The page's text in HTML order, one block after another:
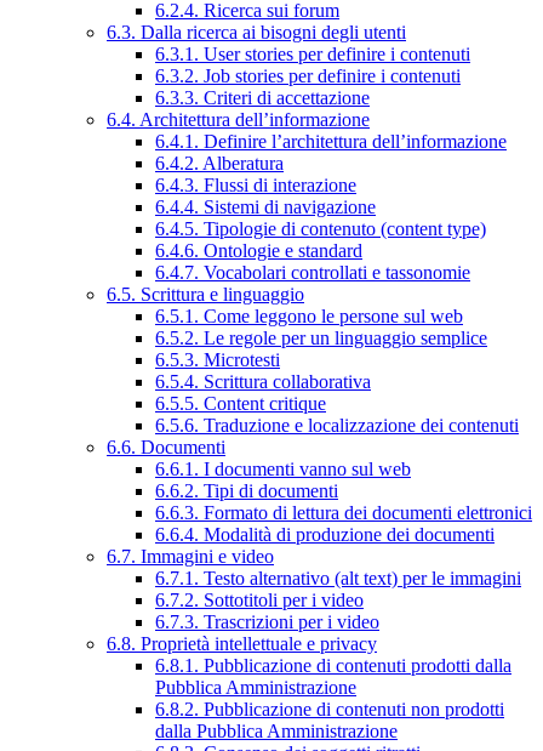
6.2.4. Ricerca sui forum
6.3. Dalla ricerca ai bisogni degli utenti
6.3.1. User stories per definire i contenuti
6.3.2. Job stories per definire i contenuti
6.3.3. Criteri di accettazione
6.4. Architettura dell’informazione
6.4.1. Definire l’architettura dell’informazione
6.4.2. Alberatura
6.4.3. Flussi di interazione
6.4.4. Sistemi di navigazione
6.4.5. Tipologie di contenuto (content type)
6.4.6. Ontologie e standard
6.4.7. Vocabolari controllati e tassonomie
6.5. Scrittura e linguaggio
6.5.1. Come leggono le persone sul web
6.5.2. Le regole per un linguaggio semplice
6.5.3. Microtesti
6.5.4. Scrittura collaborativa
6.5.5. Content critique
6.5.6. Traduzione e localizzazione dei contenuti
6.6. Documenti
6.6.1. I documenti vanno sul web
6.6.2. Tipi di documenti
6.6.3. Formato di lettura dei documenti elettronici
6.6.4. Modalità di produzione dei documenti
6.7. Immagini e video
6.7.1. Testo alternativo (alt text) per le immagini
6.7.2. Sottotitoli per i video
6.7.3. Trascrizioni per i video
6.8. Proprietà intellettuale e privacy
6.8.1. Pubblicazione di contenuti prodotti dalla
Pubblica Amministrazione
6.8.2. Pubblicazione di contenuti non prodotti
dalla Pubblica Amministrazione